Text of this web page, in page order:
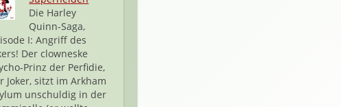
Die Harley
Quinn-Saga,
I: Angriff des
Der clowneske
Prinz der Perfidie,
Joker, sitzt im Arkham
unschuldig in der